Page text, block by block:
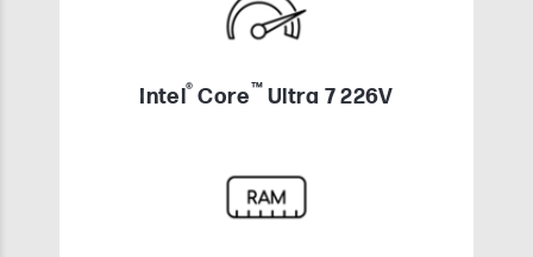
Intel® Core™Ultra 7 226V